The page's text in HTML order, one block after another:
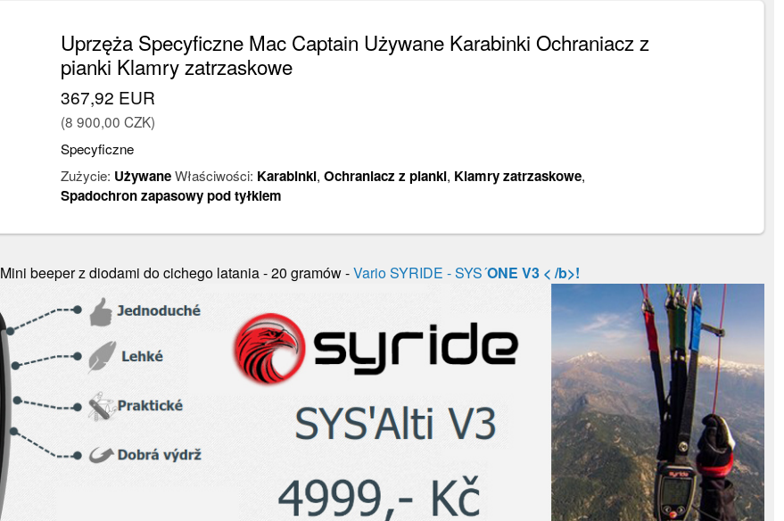
Uprzęża Specyficzne Mac Captain Używane Karabinki Ochraniacz z
pianki Klamry zatrzaskowe
367,92 EUR
(8 900,00 CZK)
Specyficzne
Zużycie: UżywaneWłaściwości: Karabinki, Ochraniacz z pianki, Klamry zatrzaskowe,
Spadochron zapasowy pod tyłkiem
Mini beeper z diodami do cichego latania - 20 gramów -Vario SYRIDE - SYS´ONE V3 < /b>!